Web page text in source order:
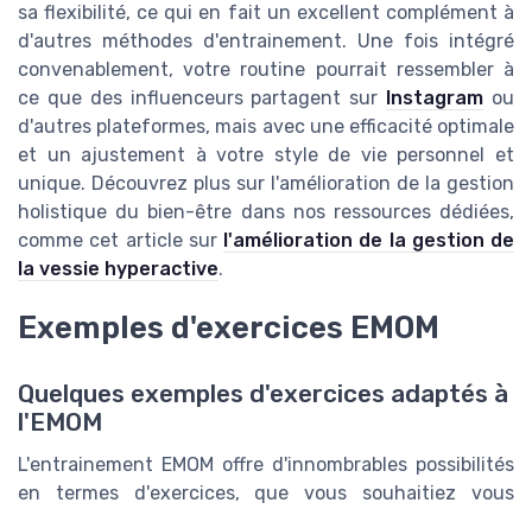
sa flexibilité, ce qui en fait un excellent complément à
d'autres méthodes d'entrainement. Une fois intégré
convenablement, votre routine pourrait ressembler à
ce que des influenceurs partagent sur Instagram ou
d'autres plateformes, mais avec une efficacité optimale
et un ajustement à votre style de vie personnel et
unique. Découvrez plus sur l'amélioration de la gestion
holistique du bien-être dans nos ressources dédiées,
comme cet article sur l'amélioration de la gestion de
la vessie hyperactive.
Exemples d'exercices EMOM
Quelques exemples d'exercices adaptés à
l'EMOM
L'entrainement EMOM offre d'innombrables possibilités
en termes d'exercices, que vous souhaitiez vous